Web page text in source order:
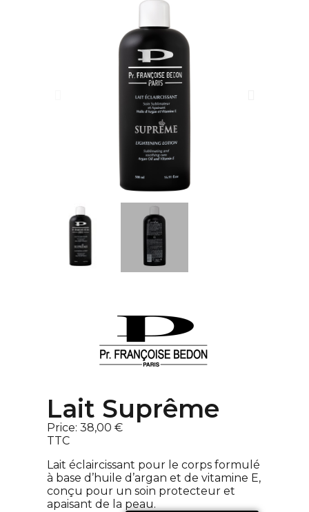
Lait Suprême
Price: 38,00 €
TTC
Lait éclaircissant pour le corps formulé
à base d’huile d’argan et de vitamine E,
conçu pour un soin protecteur et
apaisant de la peau.